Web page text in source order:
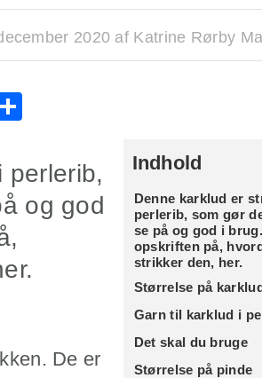
2020 af Katrine Rørby
Email
Indhold
Denne karklud er
perlerib, som gør
se på og god i
opskriften på,
strikker den, her.
Størrelse på
Garn til karklud i
Det skal du bruge
Størrelse på pinde
perlerib,
og god
De er